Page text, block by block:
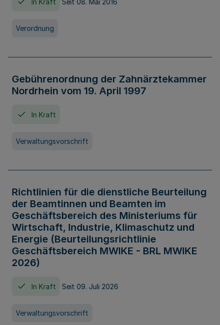
Verordnung
Gebührenordnung der Zahnärztekammer
Nordrhein vom 19. April 1997
In Kraft
Verwaltungsvorschrift
Richtlinien für die dienstliche Beurteilung
der Beamtinnen und Beamten im
Geschäftsbereich des Ministeriums für
Wirtschaft, Industrie, Klimaschutz und
Energie (Beurteilungsrichtlinie
Geschäftsbereich MWIKE - BRL MWIKE
2026)
In Kraft Seit 09. Juli 2026
Verwaltungsvorschrift